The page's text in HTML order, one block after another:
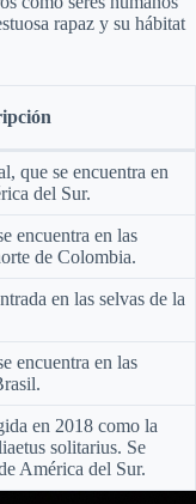
rapaz y su hábitat
que se encuentra en
del Sur.
encuentra en las
de Colombia.
en las selvas de la
encuentra en las
en 2018 como la
solitarius. Se
América del Sur.